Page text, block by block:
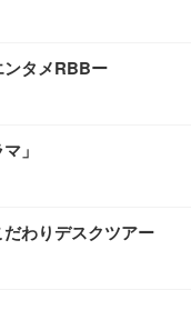
ンタメRBBー
」
わりデスクツアー